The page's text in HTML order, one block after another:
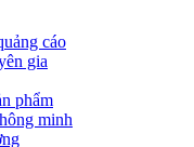
cáo
gia
phẩm
minh